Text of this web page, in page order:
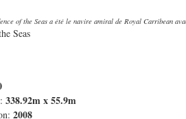
of the Seas a été le navire amiral de Royal Carribean
338.92m x 55.9m
2008